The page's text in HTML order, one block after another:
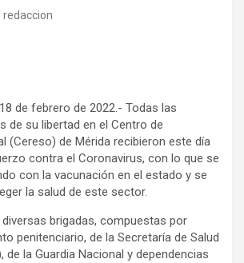
redaccion
de febrero de 2022.- Todas las
de su libertad en el Centro de
(Cereso) de Mérida recibieron este día
contra el Coronavirus, con lo que se
con la vacunación en el estado y se
la salud de este sector.
brigadas, compuestas por
penitenciario, de la Secretaría de Salud
de la Guardia Nacional y dependencias